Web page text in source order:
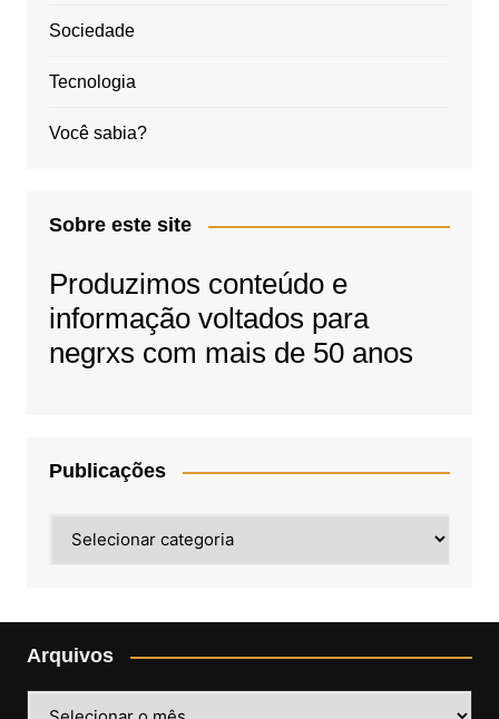
Sociedade
Tecnologia
Você sabia?
Sobre este site
Produzimos conteúdo e
informação voltados para
negrxs com mais de 50 anos
Publicações
Arquivos